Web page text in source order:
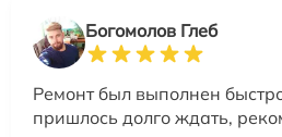
Богомолов Глеб
Ремонт был выполнен
пришлось долго ждать,